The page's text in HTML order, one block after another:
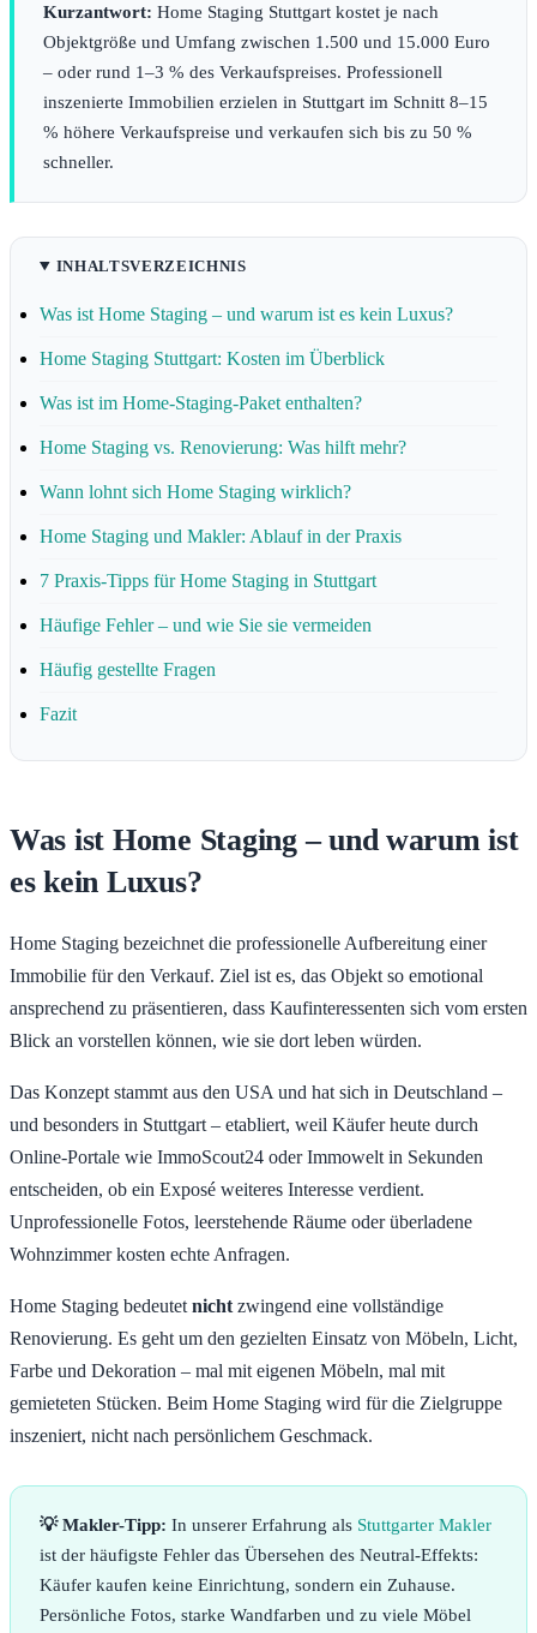
Kurzantwort: Home Staging Stuttgart kostet je nach
Objektgröße und Umfang zwischen 1.500 und 15.000 Euro
– oder rund 1–3 % des Verkaufspreises. Professionell
inszenierte Immobilien erzielen in Stuttgart im Schnitt 8–15
% höhere Verkaufspreise und verkaufen sich bis zu 50 %
schneller.
INHALTSVERZEICHNIS
Was ist Home Staging – und warum ist es kein Luxus?
Home Staging Stuttgart: Kosten im Überblick
Was ist im Home-Staging-Paket enthalten?
Home Staging vs. Renovierung: Was hilft mehr?
Wann lohnt sich Home Staging wirklich?
Home Staging und Makler: Ablauf in der Praxis
7 Praxis-Tipps für Home Staging in Stuttgart
Häufige Fehler – und wie Sie sie vermeiden
Häufig gestellte Fragen
Fazit
Was ist Home Staging – und warum ist
es kein Luxus?
Home Staging bezeichnet die professionelle Aufbereitung einer
Immobilie für den Verkauf. Ziel ist es, das Objekt so emotional
ansprechend zu präsentieren, dass Kaufinteressenten sich vom ersten
Blick an vorstellen können, wie sie dort leben würden.
Das Konzept stammt aus den USA und hat sich in Deutschland –
und besonders in Stuttgart – etabliert, weil Käufer heute durch
Online-Portale wie ImmoScout24 oder Immowelt in Sekunden
entscheiden, ob ein Exposé weiteres Interesse verdient.
Unprofessionelle Fotos, leerstehende Räume oder überladene
Wohnzimmer kosten echte Anfragen.
Home Staging bedeutet nicht zwingend eine vollständige
Renovierung. Es geht um den gezielten Einsatz von Möbeln, Licht,
Farbe und Dekoration – mal mit eigenen Möbeln, mal mit
gemieteten Stücken. Beim Home Staging wird für die Zielgruppe
inszeniert, nicht nach persönlichem Geschmack.
💡 Makler-Tipp: In unserer Erfahrung als Stuttgarter Makler
ist der häufigste Fehler das Übersehen des Neutral-Effekts:
Käufer kaufen keine Einrichtung, sondern ein Zuhause.
Persönliche Fotos, starke Wandfarben und zu viele Möbel